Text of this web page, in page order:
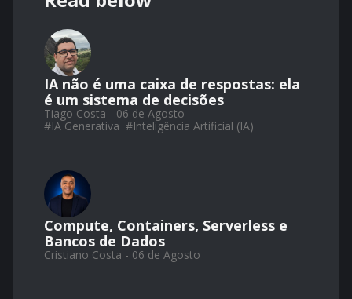
IA não é uma caixa de respostas: ela
é um sistema de decisões
Tiago Costa - 06 de Agosto
#IA Generativa #Inteligência Artificial (IA)
Compute, Containers, Serverless e
Bancos de Dados
Cristiano Costa - 06 de Agosto